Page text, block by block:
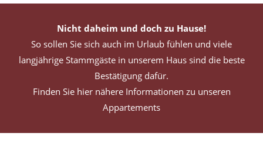
Nicht daheim und doch zu Hause!
So sollen Sie sich auch im Urlaub fühlen und viele
langjährige Stammgäste in unserem Haus sind die beste
Bestätigung dafür.
Finden Sie hier nähere Informationen zu unseren
Appartements